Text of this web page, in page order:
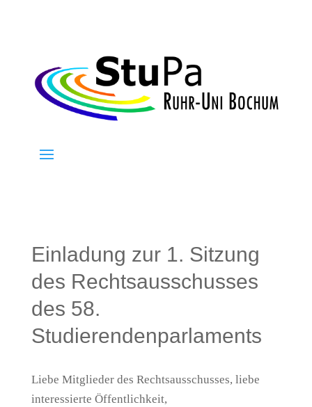
Einladung zur 1. Sitzung
des Rechtsausschusses
des 58.
Studierendenparlaments
Liebe Mitglieder des Rechtsausschusses, liebe
interessierte Öffentlichkeit,